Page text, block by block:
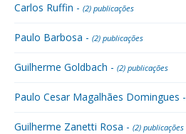
Carlos Ruffin - (2) publicações
Paulo Barbosa - (2) publicações
Guilherme Goldbach - (2) publicações
Paulo Cesar Magalhães Domingues -
Guilherme Zanetti Rosa - (2) publicações